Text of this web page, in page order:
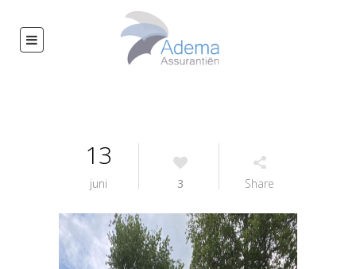
13
juni 3 Share